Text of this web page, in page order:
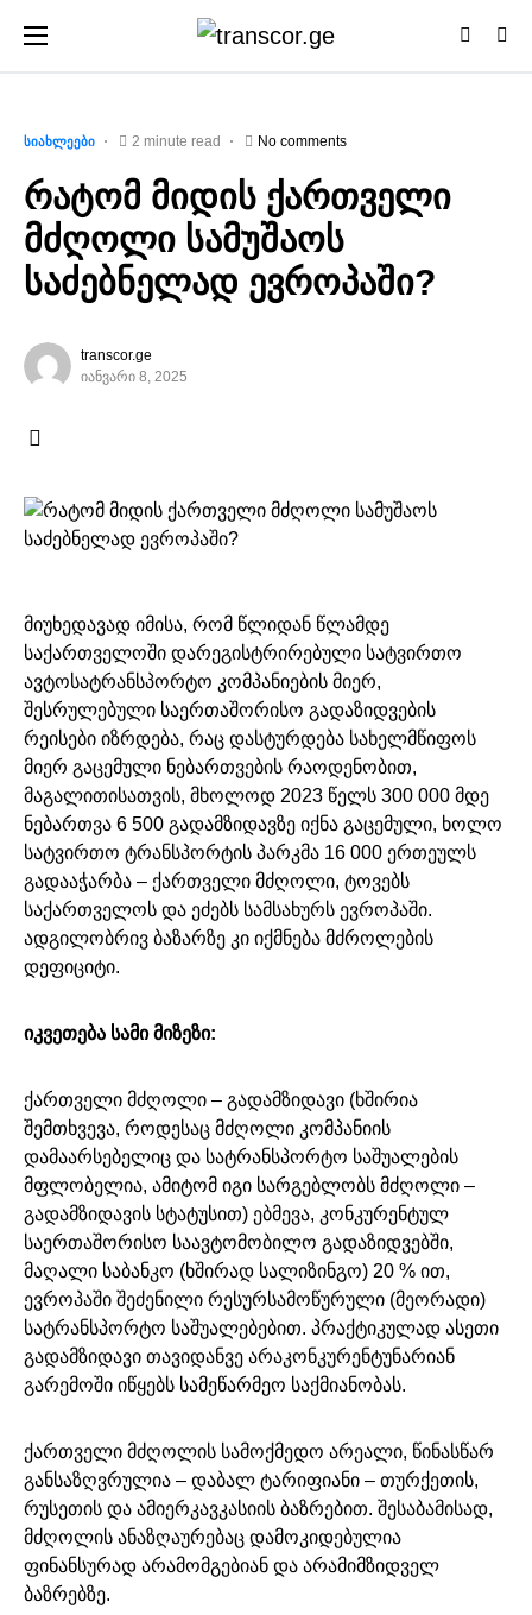
ᲡᲘᲐᲮᲚᲔᲔᲑᲘ 2 minute read No comments
რატომ მიდის ქართველი
მძღოლი სამუშაოს
საძებნელად ევროპაში?
transcor.ge
იანვარი 8, 2025
მიუხედავად იმისა, რომ წლიდან წლამდე
საქართველოში დარეგისტრირებული სატვირთო
ავტოსატრანსპორტო კომპანიების მიერ,
შესრულებული საერთაშორისო გადაზიდვების
რეისები იზრდება, რაც დასტურდება სახელმწიფოს
მიერ გაცემული ნებართვების რაოდენობით,
მაგალითისათვის, მხოლოდ 2023 წელს 300 000 მდე
ნებართვა 6 500 გადამზიდავზე იქნა გაცემული, ხოლო
სატვირთო ტრანსპორტის პარკმა 16 000 ერთეულს
გადააჭარბა – ქართველი მძღოლი, ტოვებს
საქართველოს და ეძებს სამსახურს ევროპაში.
ადგილობრივ ბაზარზე კი იქმნება მძროლების
დეფიციტი.
იკვეთება სამი მიზეზი:
ქართველი მძღოლი – გადამზიდავი (ხშირია
შემთხვევა, როდესაც მძღოლი კომპანიის
დამაარსებელიც და სატრანსპორტო საშუალების
მფლობელია, ამიტომ იგი სარგებლობს მძღოლი –
გადამზიდავის სტატუსით) ებმევა, კონკურენტულ
საერთაშორისო საავტომობილო გადაზიდვებში,
მაღალი საბანკო (ხშირად სალიზინგო) 20 % ით,
ევროპაში შეძენილი რესურსამოწურული (მეორადი)
სატრანსპორტო საშუალებებით. პრაქტიკულად ასეთი
გადამზიდავი თავიდანვე არაკონკურენტუნარიან
გარემოში იწყებს სამეწარმეო საქმიანობას.
ქართველი მძღოლის სამოქმედო არეალი, წინასწარ
განსაზღვრულია – დაბალ ტარიფიანი – თურქეთის,
რუსეთის და ამიერკავკასიის ბაზრებით. შესაბამისად,
მძღოლის ანაზღაურებაც დამოკიდებულია
ფინანსურად არამომგებიან და არამიმზიდველ
ბაზრებზე.